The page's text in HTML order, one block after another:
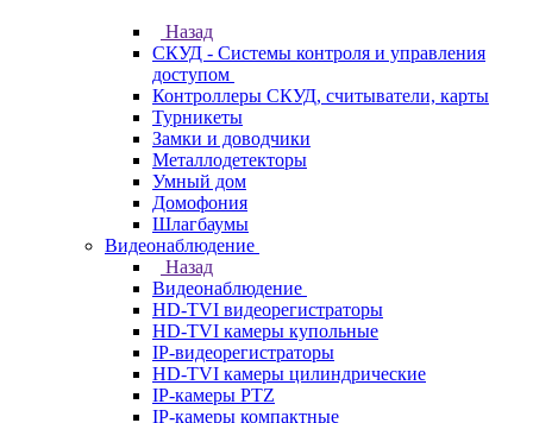
Назад
СКУД - Системы контроля и управления
доступом
Контроллеры СКУД, считыватели, карты
Турникеты
Замки и доводчики
Металлодетекторы
Умный дом
Домофония
Шлагбаумы
Видеонаблюдение
Назад
Видеонаблюдение
HD-TVI видеорегистраторы
HD-TVI камеры купольные
IP-видеорегистраторы
HD-TVI камеры цилиндрические
IP-камеры PTZ
IP-камеры компактные